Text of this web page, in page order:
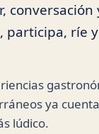
participa, ríe
ya
lúdico.